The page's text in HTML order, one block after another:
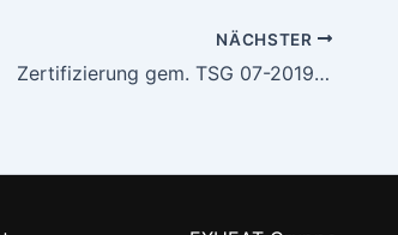
NÄCHSTER
Zertifizierung gem. TSG 07-2019 mit der China Manufacturing License (CML) für Erhitzer, Elektro-Erhitzer und Druckbehälter mit Endverbleib P.R China - CML for Boiler und CML for Pressure Vessel